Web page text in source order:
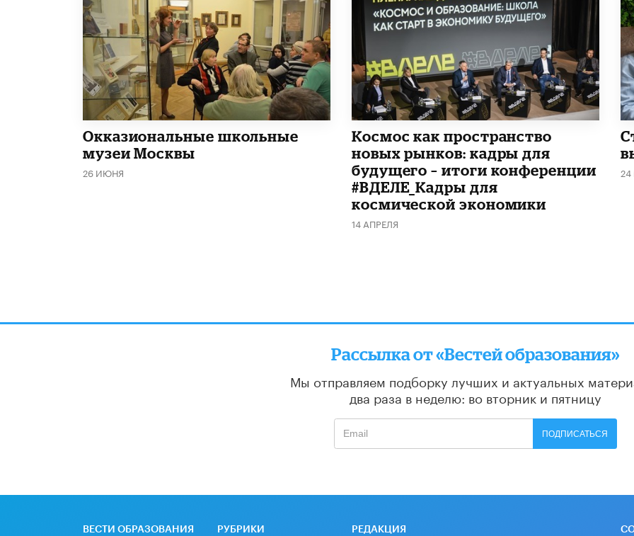
​Окказиональные школьные
музеи Москвы
26 ИЮНЯ
Космос как пространство
новых рынков: кадры для
будущего – итоги конференции
#ВДЕЛЕ_Кадры для
космической экономики
14 АПРЕЛЯ
Рассылка от «Вестей образования»
Мы отправляем подборку лучших и актуальных
два раза в неделю: во вторник и пятницу
ПОДПИСАТЬСЯ
ВЕСТИ ОБРАЗОВАНИЯ РУБРИКИ РЕДАКЦИЯ